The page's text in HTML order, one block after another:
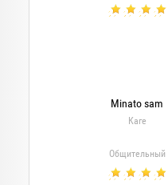
Minato sam
Каге
Общительный